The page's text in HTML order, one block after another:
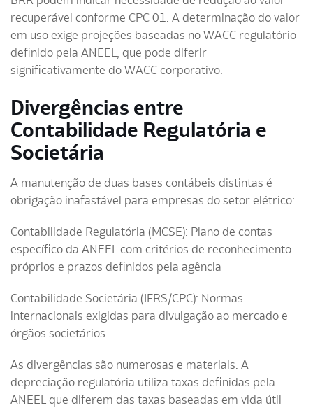
recuperável conforme CPC 01. A determinação do valor
em uso exige projeções baseadas no WACC regulatório
definido pela ANEEL, que pode diferir
significativamente do WACC corporativo.
Divergências entre
Contabilidade Regulatória e
Societária
A manutenção de duas bases contábeis distintas é
obrigação inafastável para empresas do setor elétrico:
Contabilidade Regulatória (MCSE): Plano de contas
específico da ANEEL com critérios de reconhecimento
próprios e prazos definidos pela agência
Contabilidade Societária (IFRS/CPC): Normas
internacionais exigidas para divulgação ao mercado e
órgãos societários
As divergências são numerosas e materiais. A
depreciação regulatória utiliza taxas definidas pela
ANEEL que diferem das taxas baseadas em vida útil